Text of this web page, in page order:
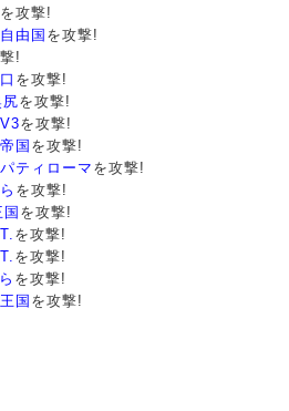
を攻撃!
由国 を攻撃!
!
を攻撃!
尻を攻撃!
を攻撃!
国 を攻撃!
ティローマ を攻撃!
を攻撃!
を攻撃!
を攻撃!
を攻撃!
を攻撃!
国 を攻撃!